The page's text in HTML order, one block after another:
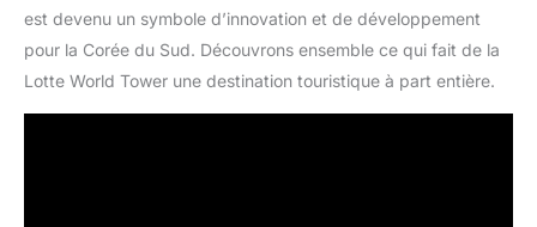
est devenu un symbole d’innovation et de développement
pour la Corée du Sud. Découvrons ensemble ce qui fait de la
Lotte World Tower une destination touristique à part entière.